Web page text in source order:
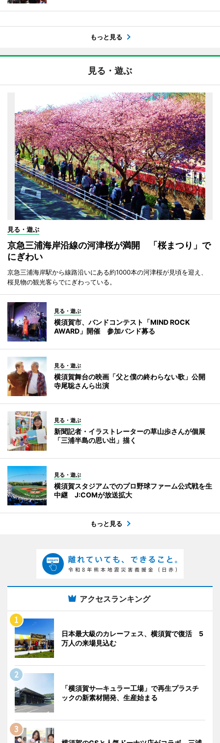
もっと見る
見る・遊ぶ
見る・遊ぶ
京急三浦海岸沿線の河津桜が満開 「桜まつり」で
にぎわい
京急三浦海岸駅から線路沿いにある約1000本の河津桜が見頃を迎え、
桜見物の観光客らでにぎわっている。
見る・遊ぶ
横須賀市、バンドコンテスト「MIND ROCK
AWARD」開催 参加バンド募る
見る・遊ぶ
横須賀舞台の映画「父と僕の終わらない歌」公開
寺尾聡さんら出演
見る・遊ぶ
新聞記者・イラストレーターの草山歩さんが個展
「三浦半島の思い出」描く
見る・遊ぶ
横須賀スタジアムでのプロ野球ファーム公式戦を生
中継 J:COMが放送拡大
もっと見る
アクセスランキング
日本最大級のカレーフェス、横須賀で復活 5
万人の来場見込む
「横須賀サ―キュラー工場」で再生プラスチ
ックの新素材開発、生産始まる